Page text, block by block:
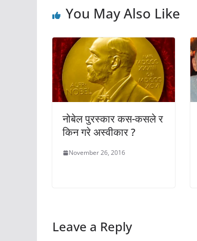
You May Also Like
नोबेल पुरस्कार कस-कसले र
किन गरे अस्वीकार ?
November 26, 2016
Leave a Reply